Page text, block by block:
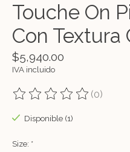
Touche On
Con Textura
$5,940.00
IVA incluido
The rating of this product
(0)
Disponible (1)
Size: *